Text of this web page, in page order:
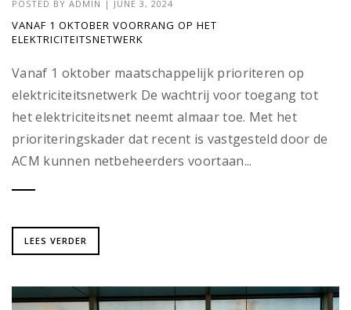
POSTED BY ADMIN | JUNE 3, 2024
VANAF 1 OKTOBER VOORRANG OP HET
ELEKTRICITEITSNETWERK
Vanaf 1 oktober maatschappelijk prioriteren op
elektriciteitsnetwerk De wachtrij voor toegang tot
het elektriciteitsnet neemt almaar toe. Met het
prioriteringskader dat recent is vastgesteld door de
ACM kunnen netbeheerders voortaan...
LEES VERDER